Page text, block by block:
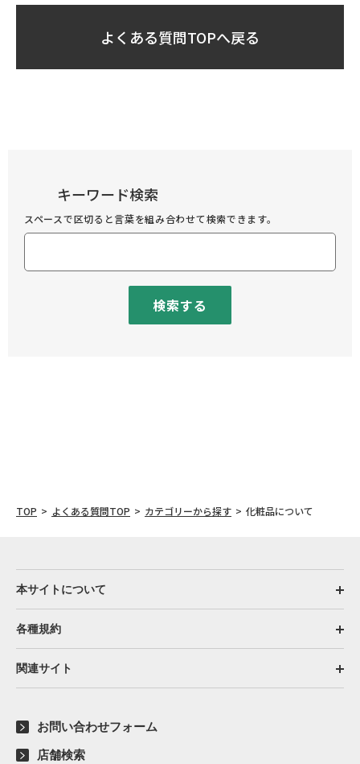
よくある質問TOPへ戻る
キーワード検索
スペースで区切ると言葉を組み合わせて検索できます。
検索する
TOP よくある質問TOP カテゴリーから探す 化粧品について
本サイトについて
各種規約
関連サイト
お問い合わせフォーム
店舗検索